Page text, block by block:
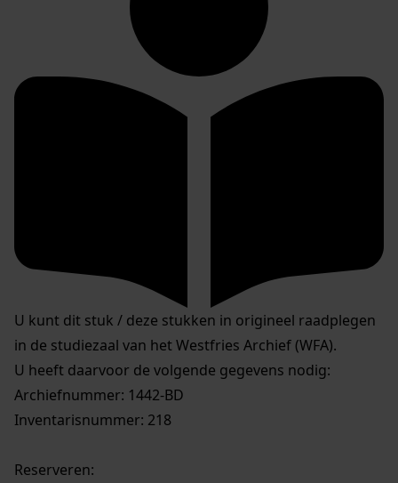
U kunt dit stuk / deze stukken in origineel raadplegen
in de studiezaal van het Westfries Archief (WFA).
U heeft daarvoor de volgende gegevens nodig:
Archiefnummer: 1442-BD
Inventarisnummer: 218
Reserveren: